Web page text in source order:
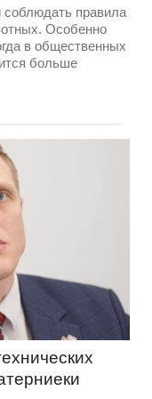
правила
Особенно
в общественных
больше